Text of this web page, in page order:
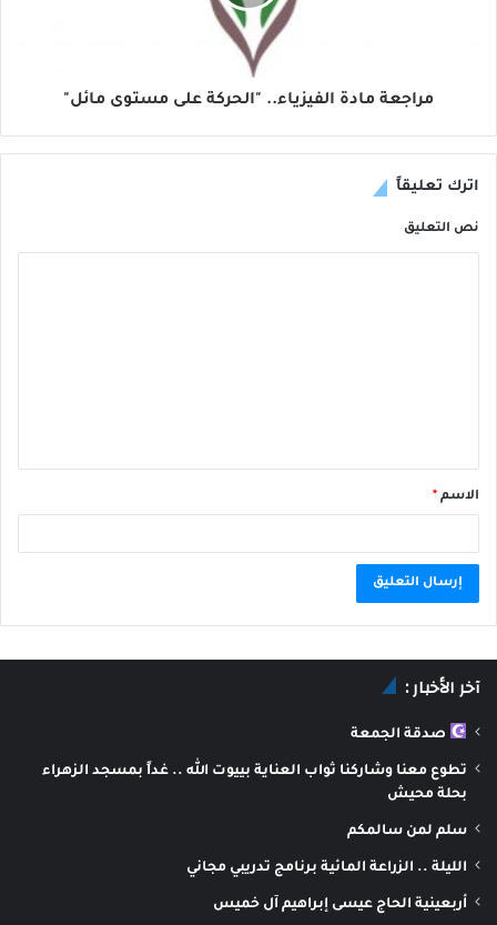
مراجعة مادة الفيزياء.. "الحركة على مستوى مائل"
اترك تعليقاً
نص التعليق
الاسم *
t
آخر الأخبار :
صدقة الجمعة
تطوع معنا وشاركنا ثواب العناية بييوت الله .. غداً بمسجد الزهراء
بحلة محيش
سلم لمن سالمكم
الليلة .. الزراعة المائية برنامج تدريبي مجاني
أربعينية الحاج عيسى إبراهيم آل خميس